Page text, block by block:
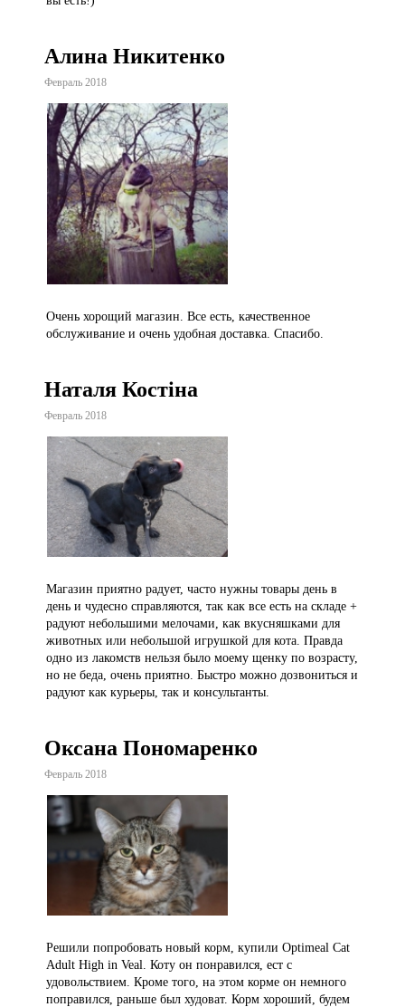
Алина Никитенко
Февраль 2018
Очень хорощий магазин. Все есть, качественное
обслуживание и очень удобная доставка. Спасибо.
Наталя Костіна
Февраль 2018
Магазин приятно радует, часто нужны товары день в
день и чудесно справляются, так как все есть на складе +
радуют небольшими мелочами, как вкусняшками для
животных или небольшой игрушкой для кота. Правда
одно из лакомств нельзя было моему щенку по возрасту,
но не беда, очень приятно. Быстро можно дозвониться и
радуют как курьеры, так и консультанты.
Оксана Пономаренко
Февраль 2018
Решили попробовать новый корм, купили Optimeal Cat
Adult High in Veal. Коту он понравился, ест с
удовольствием. Кроме того, на этом корме он немного
поправился, раньше был худоват. Корм хороший, будем